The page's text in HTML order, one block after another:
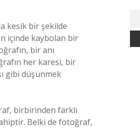
kesik bir şekilde
içinde kaybolan bir
bir anı
her karesi, bir
gibi düşünmek
birbirinden farklı
Belki de fotoğraf,